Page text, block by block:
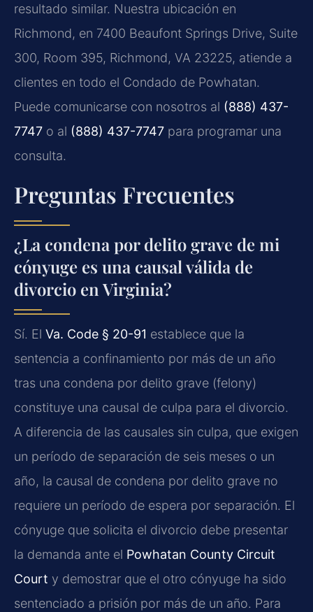
resultado similar. Nuestra ubicación en
Richmond, en 7400 Beaufont Springs Drive, Suite
300, Room 395, Richmond, VA 23225, atiende a
clientes en todo el Condado de Powhatan.
Puede comunicarse con nosotros al (888) 437-
7747 o al (888) 437-7747 para programar una
consulta.
Preguntas Frecuentes
¿La condena por delito grave de mi
cónyuge es una causal válida de
divorcio en Virginia?
Sí. El Va. Code § 20-91 establece que la
sentencia a confinamiento por más de un año
tras una condena por delito grave (felony)
constituye una causal de culpa para el divorcio.
A diferencia de las causales sin culpa, que exigen
un período de separación de seis meses o un
año, la causal de condena por delito grave no
requiere un período de espera por separación. El
cónyuge que solicita el divorcio debe presentar
la demanda ante el Powhatan County Circuit
Court y demostrar que el otro cónyuge ha sido
sentenciado a prisión por más de un año. Para